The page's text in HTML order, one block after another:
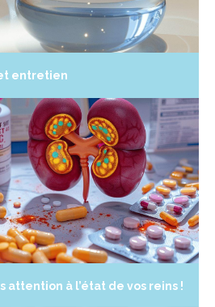
entretien
attention à l’état de vos reins !